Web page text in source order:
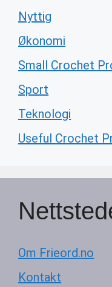
Nyttig
Økonomi
Small Crochet
Sport
Teknologi
Useful Crochet
Om Frieord.no
Kontakt